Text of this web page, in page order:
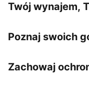
Twój wynajem,
Poznaj swoich
Zachowaj